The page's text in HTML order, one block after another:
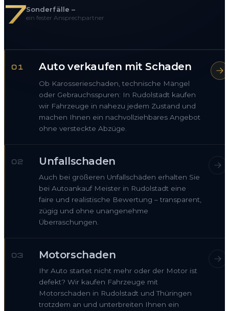
7Sonderfälle –
ein fester Ansprechpartner
01 Auto verkaufen mit Schaden
Ob Karosserieschaden, technische Mängel
oder Gebrauchsspuren: In Rudolstadt kaufen
wir Fahrzeuge in nahezu jedem Zustand und
machen Ihnen ein nachvollziehbares Angebot
ohne versteckte Abzüge.
02 Unfallschaden
Auch bei größeren Unfallschäden erhalten Sie
bei Autoankauf Meister in Rudolstadt eine
faire und realistische Bewertung – transparent,
zügig und ohne unangenehme
Überraschungen.
03 Motorschaden
Ihr Auto startet nicht mehr oder der Motor ist
defekt? Wir kaufen Fahrzeuge mit
Motorschaden in Rudolstadt und Thüringen
trotzdem an und unterbreiten Ihnen ein